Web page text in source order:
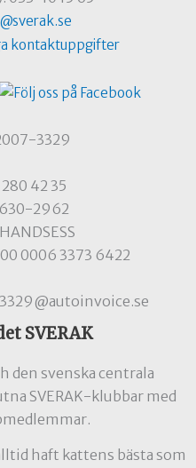
kontaktuppgifter
3329
280 42 35
630-2962
0006 3373 6422
SVERAK
den svenska centrala
SVERAK-klubbar med
haft kattens bästa som